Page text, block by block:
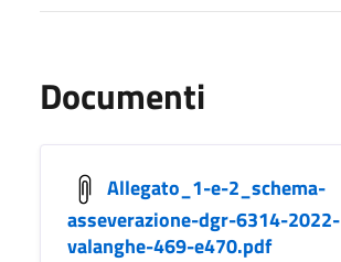
Documenti
Allegato_1-e-2_schema-
asseverazione-dgr-6314-2022-
valanghe-469-e470.pdf